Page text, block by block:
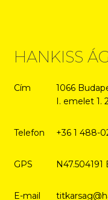
HANKISS
Cím
1066
I. emelet 1.
Telefon +36 1 488-
GPS N47.504191
E-mail